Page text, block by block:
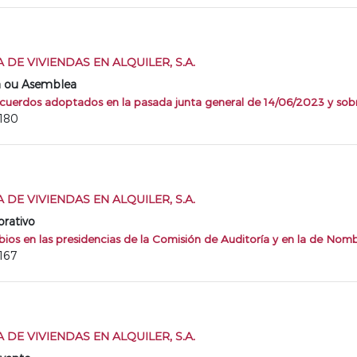
DE VIVIENDAS EN ALQUILER, S.A.
ou Asemblea
adoptados en la pasada junta general de 14/06/2023 y
DE VIVIENDAS EN ALQUILER, S.A.
en las presidencias de la Comisión de Auditoría y en la de
DE VIVIENDAS EN ALQUILER, S.A.